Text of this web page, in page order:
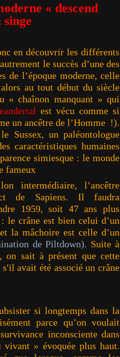
« descend
en découvrir les différents
le succès d’une des
de l’époque moderne, celle
au tout début du siècle
« chaînon manquant » qui
est vécu comme si
un ancêtre de l’Homme !).
Sussex, un paléontologue
caractéristiques humaines
simiesque : le monde
fameux
intermédiaire, l’ancêtre
de Sapiens. Il faudra
1959, soit 47 ans plus
le crâne est bien celui d’un
et la mâchoire est celle d’un
de Piltdown). Suite à
, on sait à présent que cette
avait été associé un crâne
si longtemps dans la
parce qu’on voulait
inconsciente dans
» évoquée plus haut.